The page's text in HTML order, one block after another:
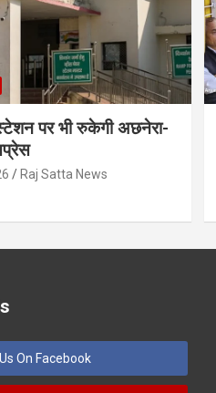
पर भी रुकेगी अछनेरा-
Raj Satta News
On Facebook